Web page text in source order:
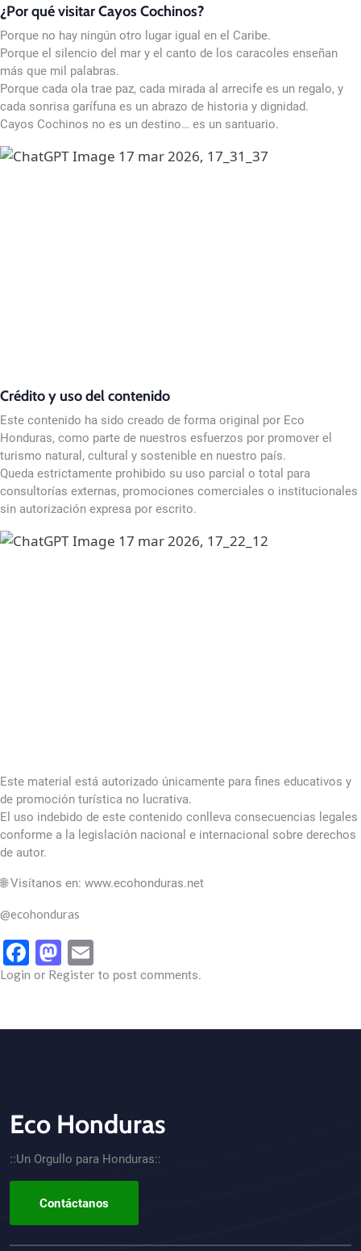
¿Por qué visitar Cayos Cochinos?
Porque no hay ningún otro lugar igual en el Caribe.
Porque el silencio del mar y el canto de los caracoles enseñan
más que mil palabras.
Porque cada ola trae paz, cada mirada al arrecife es un regalo, y
cada sonrisa garífuna es un abrazo de historia y dignidad.
Cayos Cochinos no es un destino… es un santuario.
Crédito y uso del contenido
Este contenido ha sido creado de forma original por Eco
Honduras, como parte de nuestros esfuerzos por promover el
turismo natural, cultural y sostenible en nuestro país.
Queda estrictamente prohibido su uso parcial o total para
consultorías externas, promociones comerciales o institucionales
sin autorización expresa por escrito.
Este material está autorizado únicamente para fines educativos y
de promoción turística no lucrativa.
El uso indebido de este contenido conlleva consecuencias legales
conforme a la legislación nacional e internacional sobre derechos
de autor.
🌐 Visítanos en: www.ecohonduras.net
@ecohonduras
Facebook
Mastodon
Login or Register to post comments.
CTA - Footer
Eco Honduras
::Un Orgullo para Honduras::
Contáctanos